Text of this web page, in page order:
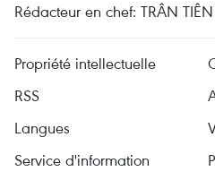
Rédacteur en chef: TRÂN
Propriété intellectuelle
RSS
Langues
Service d'information